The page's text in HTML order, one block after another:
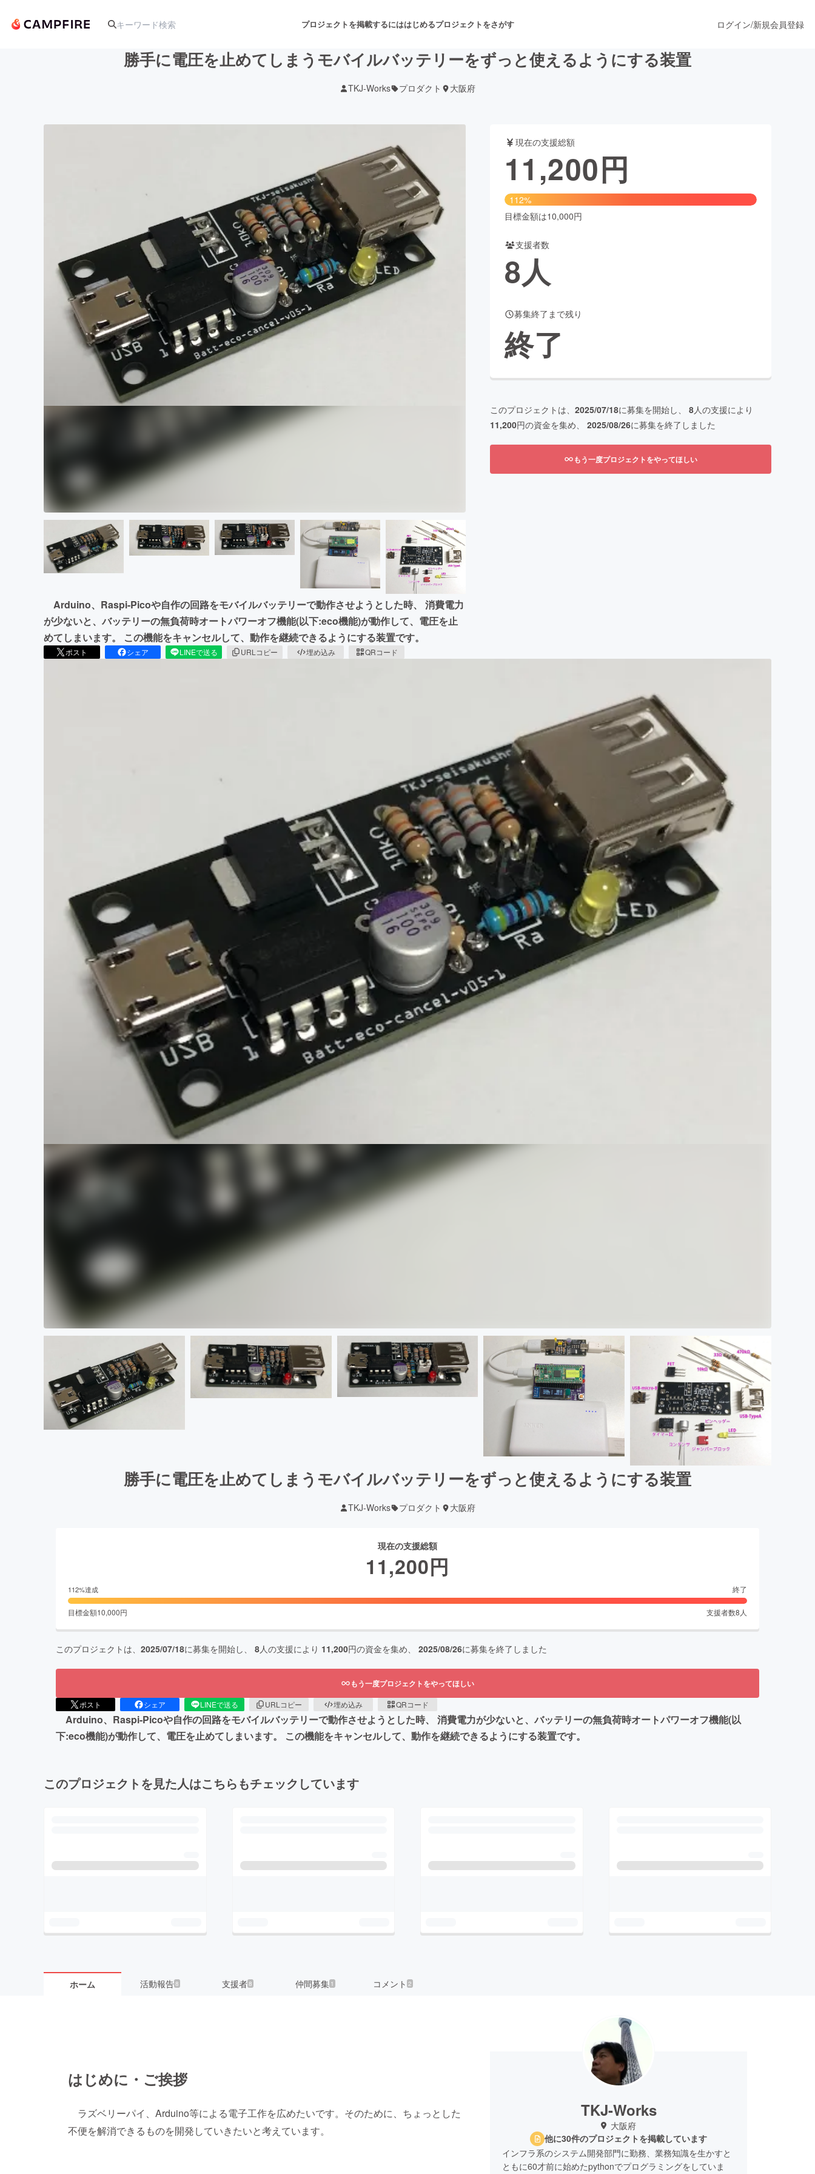
プロジェクトを掲載するにははじめるプロジェクトをさがす
舞台・パフォーマンス
ゲーム・サービス開発 ファッション
書籍・雑誌出版
ビジネス・起業 チャレンジ ビューティー・ヘルスケア
まちづくり・地域活性化
CAMPFIRE for Social Good
ログイン/新規会員登録
勝手に電圧を止めてしまうモバイルバッテリーをずっと使えるようにする装置
TKJ-Works プロダクト 大阪府
Arduino、Raspi-Picoや自作の回路をモバイルバッテリーで動作させようとした時、 消費電力
が少ないと、バッテリーの無負荷時オートパワーオフ機能(以下:eco機能)が動作して、電圧を止
めてしまいます。 この機能をキャンセルして、動作を継続できるようにする装置です。
ポスト シェア LINEで送る URLコピー 埋め込み QRコード
現在の支援総額
11,200円
112%
目標金額は10,000円
支援者数
8人
募集終了まで残り
終了
このプロジェクトは、 2025/07/18に募集を開始し、 8人の支援により
11,200円の資金を集め、 2025/08/26に募集を終了しました
もう一度プロジェクトをやってほしい
勝手に電圧を止めてしまうモバイルバッテリーをずっと使えるようにする装置
TKJ-Works プロダクト 大阪府
現在の支援総額
11,200円
112%達成 終了
目標金額10,000円 支援者数8 人
このプロジェクトは、 2025/07/18に募集を開始し、 8人の支援により 11,200円の資金を集め、 2025/08/26に募集を終了しました
もう一度プロジェクトをやってほしい
ポスト シェア LINEで送る URLコピー 埋め込み QRコード
Arduino、Raspi-Picoや自作の回路をモバイルバッテリーで動作させようとした時、 消費電力が少ないと、バッテリーの無負荷時オートパワーオフ機能(以
下:eco機能)が動作して、電圧を止めてしまいます。 この機能をキャンセルして、動作を継続できるようにする装置です。
このプロジェクトを見た人はこちらもチェックしています
ホーム 活動報告8 支援者8 仲間募集 1 コメント 2
はじめに・ご挨拶
ラズベリーパイ、Arduino等による電子工作を広めたいです。そのために、ちょっとした
不便を解消できるものを開発していきたいと考えています。
TKJ-Works
大阪府
他に30件のプロジェクトを掲載しています
インフラ系のシステム開発部門に勤務、業務知識を生かすと
ともに60才前に始めたpythonでプログラミングをしていま